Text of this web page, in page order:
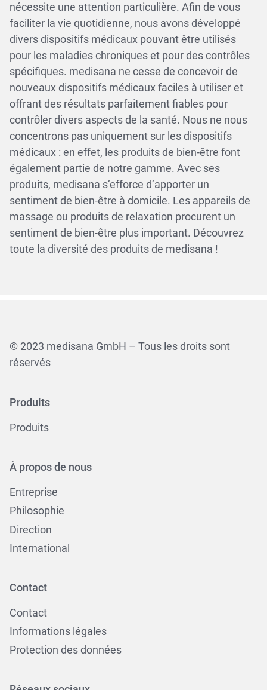
nécessite une attention particulière. Afin de vous
faciliter la vie quotidienne, nous avons développé
divers dispositifs médicaux pouvant être utilisés
pour les maladies chroniques et pour des contrôles
spécifiques. medisana ne cesse de concevoir de
nouveaux dispositifs médicaux faciles à utiliser et
offrant des résultats parfaitement fiables pour
contrôler divers aspects de la santé. Nous ne nous
concentrons pas uniquement sur les dispositifs
médicaux : en effet, les produits de bien-être font
également partie de notre gamme. Avec ses
produits, medisana s’efforce d’apporter un
sentiment de bien-être à domicile. Les appareils de
massage ou produits de relaxation procurent un
sentiment de bien-être plus important. Découvrez
toute la diversité des produits de medisana !
© 2023 medisana GmbH – Tous les droits sont
réservés
Produits
Produits
À propos de nous
Entreprise
Philosophie
Direction
International
Contact
Contact
Informations légales
Protection des données